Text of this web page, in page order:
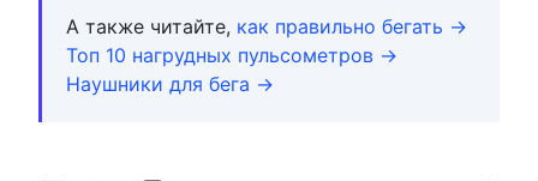
А также читайте, как правильно бегать →
Топ 10 нагрудных пульсометров →
Наушники для бега →